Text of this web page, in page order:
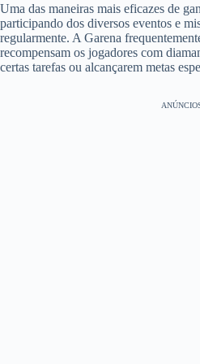
Uma das maneiras mais eficazes de
participando dos diversos eventos e
regularmente. A Garena
recompensam os jogadores com
certas tarefas ou alcançarem metas